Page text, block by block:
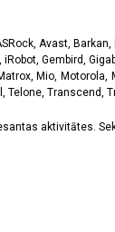
Avast,
Gembird,
Mio, Motorola,
Telone,
aktivitātes.